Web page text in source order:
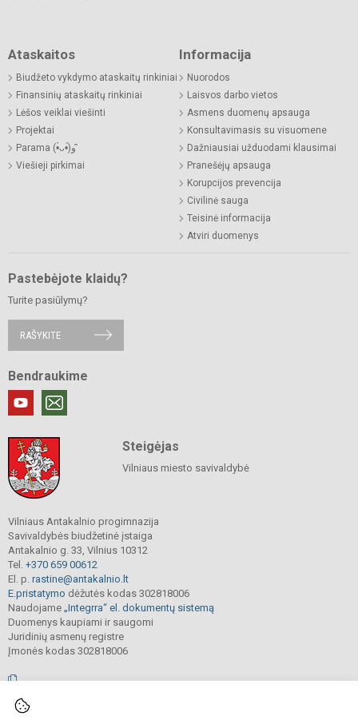
Ataskaitos
Biudžeto vykdymo ataskaitų rinkiniai
Finansinių ataskaitų rinkiniai
Lėšos veiklai viešinti
Projektai
Parama (•̀ᴗ•́)و ̑̑
Viešieji pirkimai
Informacija
Nuorodos
Laisvos darbo vietos
Asmens duomenų apsauga
Konsultavimasis su visuomene
Dažniausiai užduodami klausimai
Pranešėjų apsauga
Korupcijos prevencija
Civilinė sauga
Teisinė informacija
Atviri duomenys
Pastebėjote klaidų?
Turite pasiūlymų?
RAŠYKITE
Bendraukime
Steigėjas
Vilniaus miesto savivaldybė
Vilniaus Antakalnio progimnazija
Savivaldybės biudžetinė įstaiga
Antakalnio g. 33, Vilnius 10312
Tel. +370 659 00612
El. p. rastine@antakalnio.lt
E.pristatymo dėžutės kodas 302818006
Naudojame „Integrra“ el. dokumentų sistemą
Duomenys kaupiami ir saugomi
Juridinių asmenų registre
Įmonės kodas 302818006